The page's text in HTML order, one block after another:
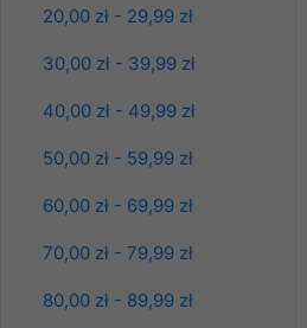
20,00 zł - 29,99 zł
30,00 zł - 39,99 zł
40,00 zł - 49,99 zł
50,00 zł - 59,99 zł
60,00 zł - 69,99 zł
70,00 zł - 79,99 zł
80,00 zł - 89,99 zł